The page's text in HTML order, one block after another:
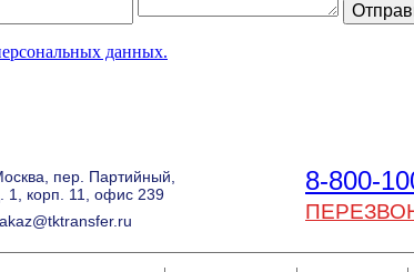
данных.
8-800-
пер. Партийный,
1, корп. 11, офис 239